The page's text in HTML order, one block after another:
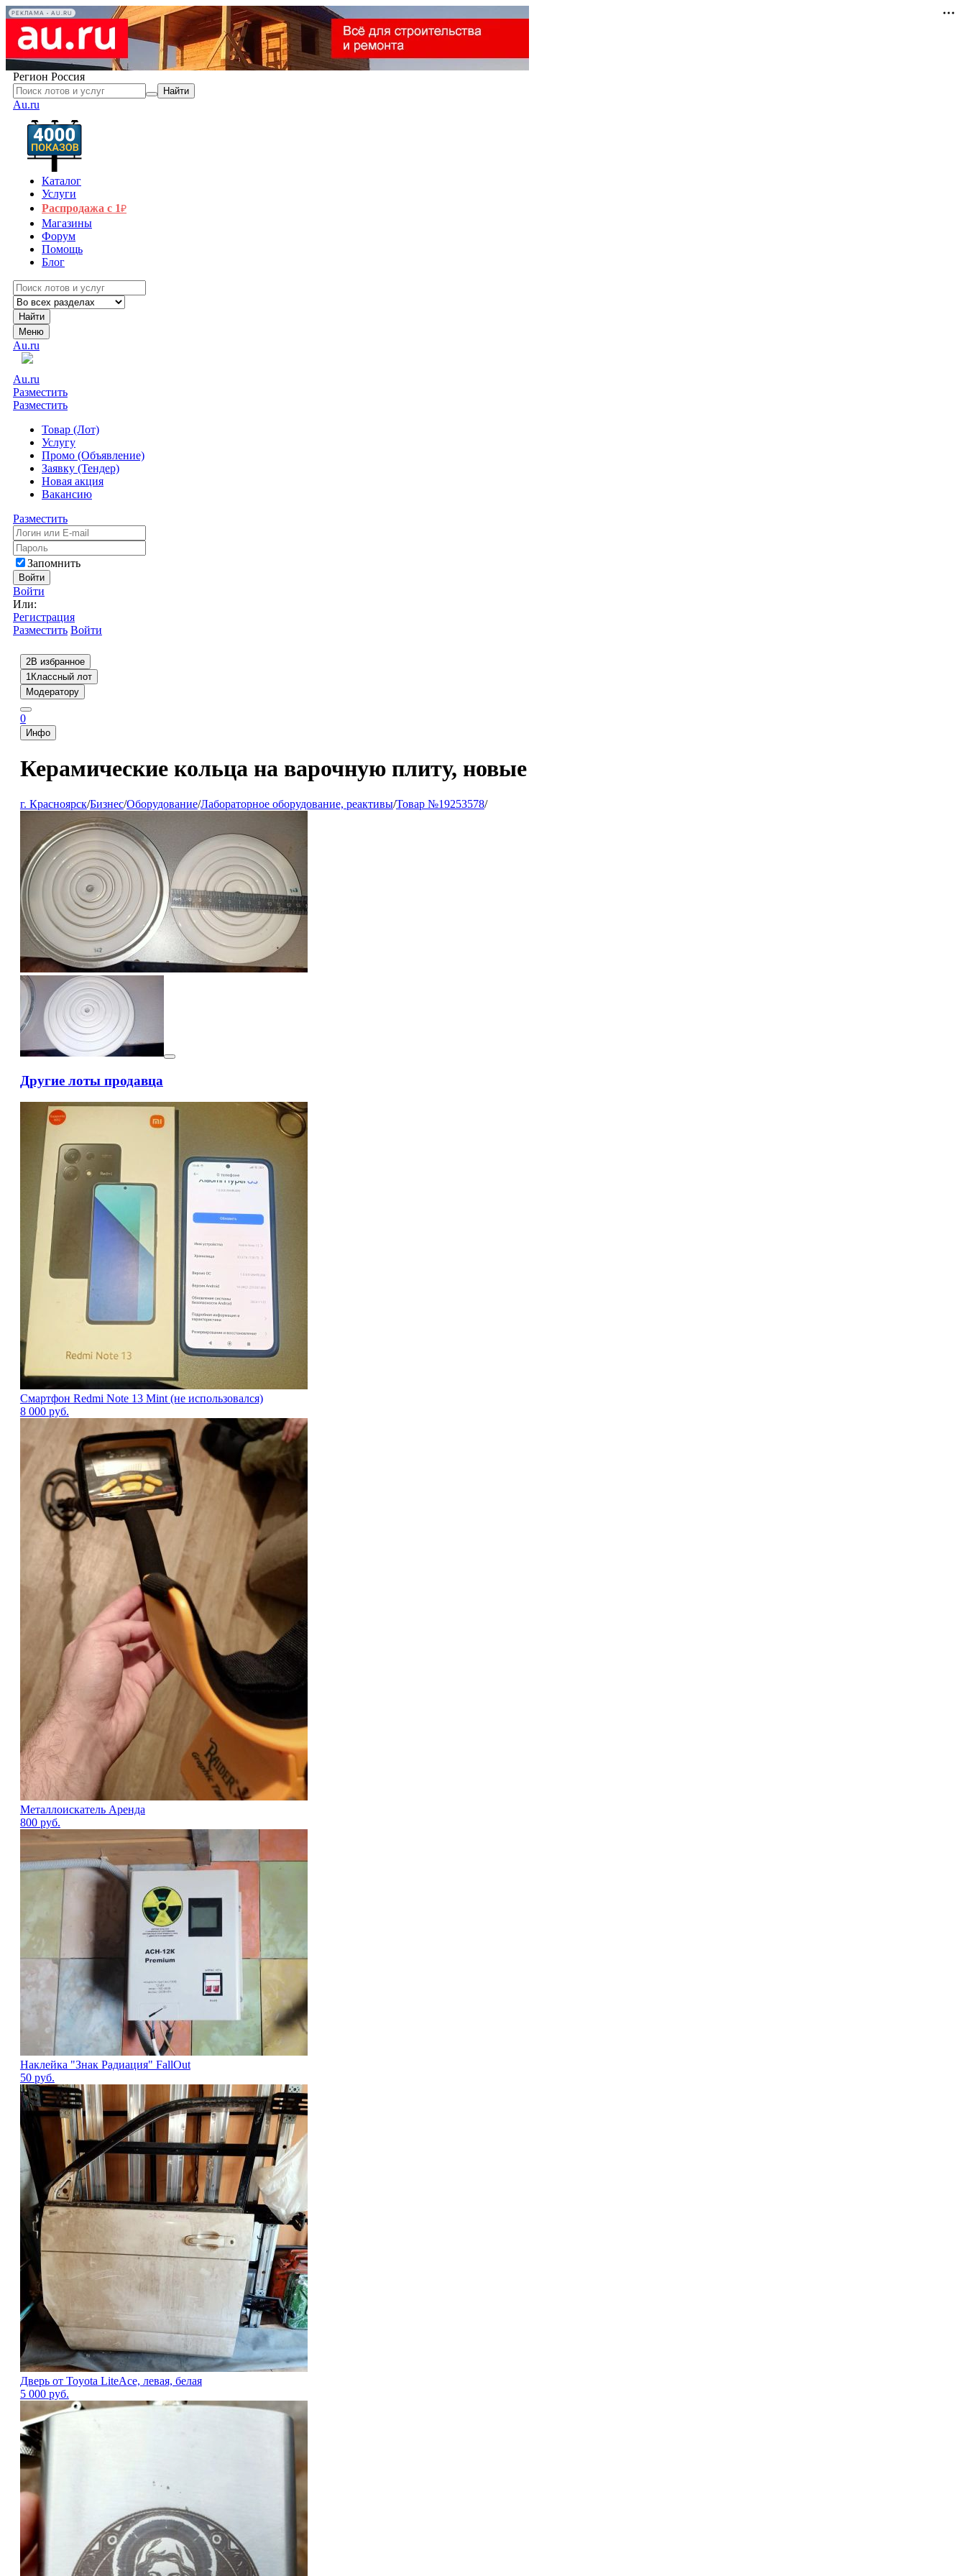
РЕКЛАМА • AU.RU
Регион Россия
Найти
Au.ru
Каталог
Услуги
Распродажа с 1₽
Магазины
Форум
Помощь
Блог
Найти
Меню
Au.ru
Au.ru
Разместить
Разместить
Товар (Лот)
Услугу
Промо (Объявление)
Заявку (Тендер)
Новая акция
Вакансию
Разместить
Запомнить
Войти
Войти
Или:
Регистрация
Разместить Войти
2В избранное
1Классный лот
Модератору
0
Инфо
Керамические кольца на варочную плиту, новые
г. Красноярск/Бизнес/Оборудование/Лабораторное оборудование, реактивы/Товар №19253578/
Другие лоты продавца
Смартфон Redmi Note 13 Mint (не использовался)
8 000 руб.
Металлоискатель Аренда
800 руб.
Наклейка "Знак Радиация" FallOut
50 руб.
Дверь от Toyota LiteAce, левая, белая
5 000 руб.